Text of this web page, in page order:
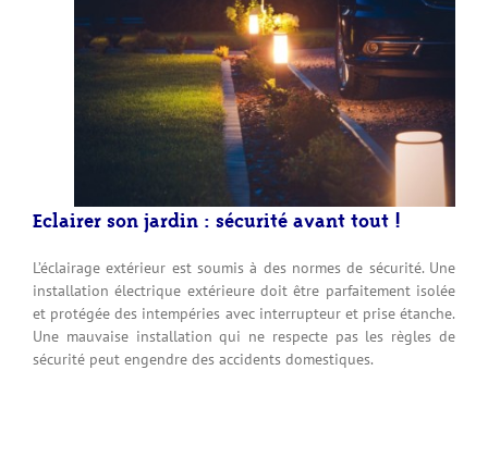
Eclairer son jardin : sécurité avant tout !
L’éclairage extérieur est soumis à des normes de sécurité. Une
installation électrique extérieure doit être parfaitement isolée
et protégée des intempéries avec interrupteur et prise étanche.
Une mauvaise installation qui ne respecte pas les règles de
sécurité peut engendre des accidents domestiques.